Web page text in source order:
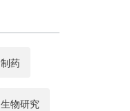
制药
生物研究